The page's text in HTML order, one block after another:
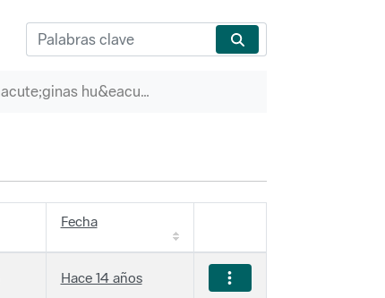
P&aacute;ginas hu&eacute;rfanas
Fecha
Hace 14 años